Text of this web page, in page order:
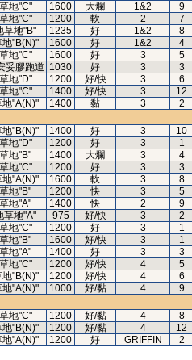
地"C" 1600 大爛 1&2
9
地"C" 1200 軟 2
7
草地"B" 1235 好 1&2
8
地"B(N)" 1600 好 1&2
4
地"C" 1600 好 3
5
妥膠跑道 1030 好 3
3
地"D" 1200 好/快 3
6
地"C" 1400 好/快 3
12
地"A(N)" 1400 黏 3
2
地"B(N)" 1400 好 3
10
地"D" 1200 好 3
1
地"B" 1400 大爛 3
4
地"C" 1200 好 3
3
地"A(N)" 1600 軟 3
8
地"B" 1200 快 3
5
地"A" 1400 快 2
9
草地"A" 975 好/快 3
2
地"C" 1200 好 3
1
地"B" 1600 好/快 3
1
地"A" 1400 好 3
3
地"C" 1200 好/快 4
5
地"B(N)" 1200 好/快 4
6
地"A(N)" 1000 好/黏 4
9
地"C" 1200 好/黏 4
8
地"B(N)" 1200 好/黏 4
12
地"A(N)" 1200 好 GRIFFIN 2